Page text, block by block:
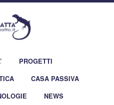
PROGETTI
CASA PASSIVA
NEWS